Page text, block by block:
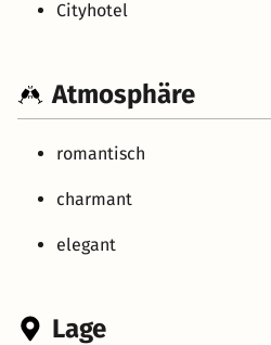
Cityhotel
Atmosphäre
romantisch
charmant
elegant
Lage